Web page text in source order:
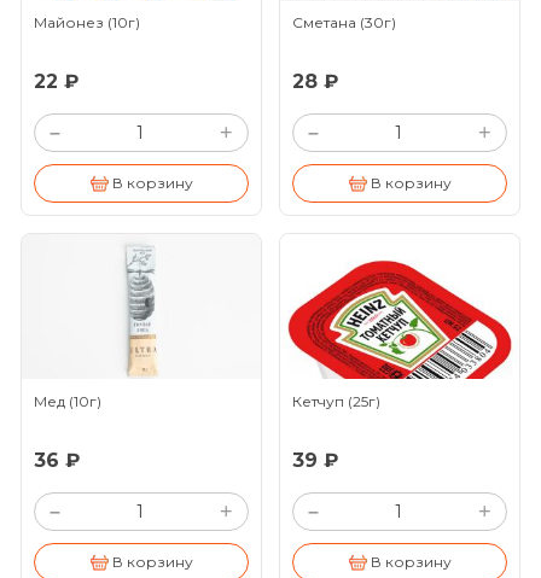
Майонез (10г)
22 ₽
– +
В корзину
Сметана (30г)
28 ₽
– +
В корзину
Мед (10г)
36 ₽
– +
В корзину
Кетчуп (25г)
39 ₽
– +
В корзину